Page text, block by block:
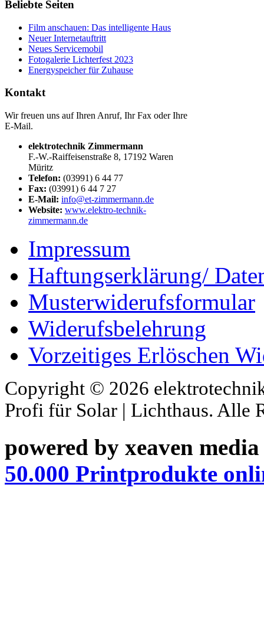
Beliebte Seiten
Film anschauen: Das intelligente Haus
Neuer Internetauftritt
Neues Servicemobil
Fotogalerie Lichterfest 2023
Energyspeicher für Zuhause
Kontakt
Wir freuen uns auf Ihren Anruf, Ihr Fax oder Ihre
E-Mail.
elektrotechnik Zimmermann
F.-W.-Raiffeisenstraße 8, 17192 Waren
Müritz
Telefon: (03991) 6 44 77
Fax: (03991) 6 44 7 27
E-Mail: info@et-zimmermann.de
Website: www.elektro-technik-
zimmermann.de
Impressum
Haftungserklärung/
Musterwiderufsformular
Widerufsbelehrung
Vorzeitiges Erlöschen
Copyright © 2026
Profi für Solar | Lichthaus. Alle
powered by xeaven
50.000 Printprodukte